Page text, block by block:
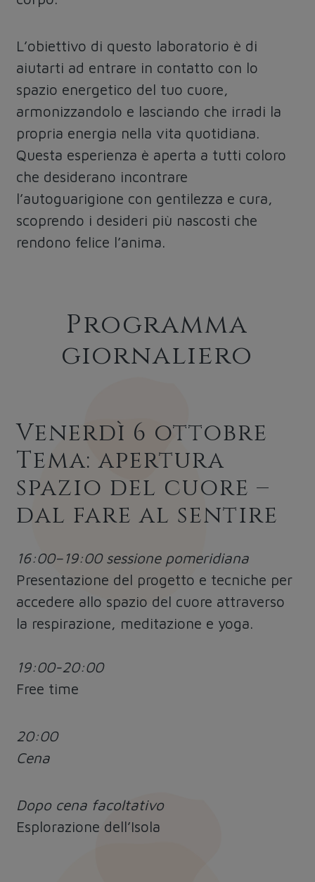
L’obiettivo di questo laboratorio è di
aiutarti ad entrare in contatto con lo
spazio energetico del tuo cuore,
armonizzandolo e lasciando che irradi la
propria energia nella vita quotidiana.
Questa esperienza è aperta a tutti coloro
che desiderano incontrare
l’autoguarigione con gentilezza e cura,
scoprendo i desideri più nascosti che
rendono felice l’anima.
Programma
giornaliero
Venerdì 6 ottobre
Tema: apertura
spazio del cuore –
dal fare al sentire
16:00–19:00 sessione pomeridiana
Presentazione del progetto e tecniche per
accedere allo spazio del cuore attraverso
la respirazione, meditazione e yoga.
19:00-20:00
Free time
20:00
Cena
Dopo cena facoltativo
Esplorazione dell’Isola